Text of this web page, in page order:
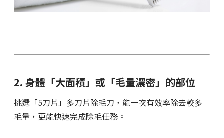
2. 身體「大面積」或「毛量濃密」的部位
挑選「5刀片」多刀片除毛刀，能一次有效率除去較多
毛量，更能快速完成除毛任務。